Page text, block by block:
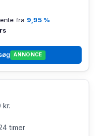
fra 9,95 %
ANNONCE
kr.
timer